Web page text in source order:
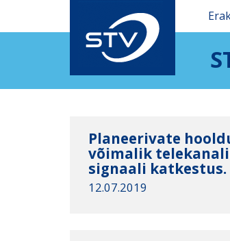
Planeerivate
võimalik
signaali katkestus.
12.07.2019